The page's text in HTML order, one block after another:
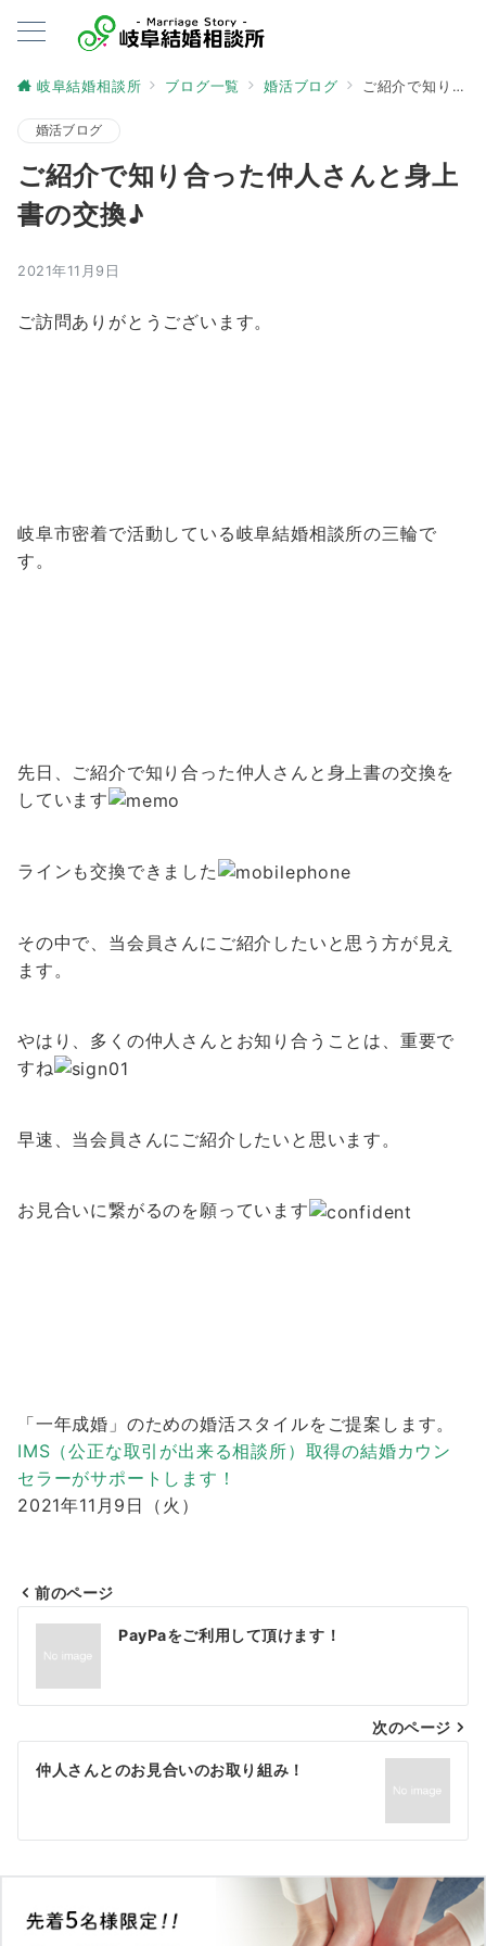
岐阜結婚相談所 ブログ一覧 婚活ブログ ご紹介で知り合った仲人さんと身上書の交換♪
婚活ブログ
ご紹介で知り合った仲人さんと身上
書の交換♪
2021年11月9日
ご訪問ありがとうございます。
岐阜市密着で活動している岐阜結婚相談所の三輪で
す。
先日、ご紹介で知り合った仲人さんと身上書の交換を
しています
ラインも交換できました
その中で、当会員さんにご紹介したいと思う方が見え
ます。
やはり、多くの仲人さんとお知り合うことは、重要で
すね
早速、当会員さんにご紹介したいと思います。
お見合いに繋がるのを願っています
「一年成婚」のための婚活スタイルをご提案します。
IMS（公正な取引が出来る相談所）取得の結婚カウン
セラーがサポートします！
2021年11月9日（火）
投
ナ
ビ
ゲ
シ
ョ
ン
前のページ
PayPaをご利用して頂けます！
次のページ
仲人さんとのお見合いのお取り組み！